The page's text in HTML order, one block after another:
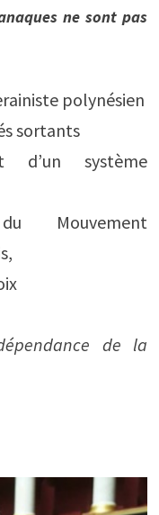
ne sont pas
polynésien
sortants
d’un système
Mouvement
de la